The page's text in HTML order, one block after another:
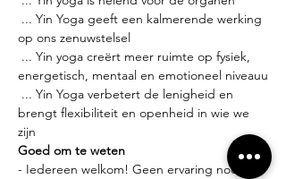
... Yin Yoga geeft een kalmerende werking
op ons zenuwstelsel
... Yin yoga creërt meer ruimte op fysiek,
energetisch, mentaal en emotioneel niveauu
... Yin Yoga verbetert de lenigheid en
brengt flexibiliteit en openheid in wie we
zijn
Goed om te weten
- Iedereen welkom! Geen ervaring nodig.